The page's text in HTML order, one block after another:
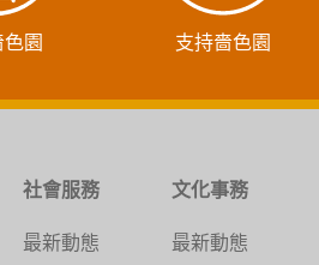
園 支持嗇色園
社會服務
最新動態
文化事務
最新動態